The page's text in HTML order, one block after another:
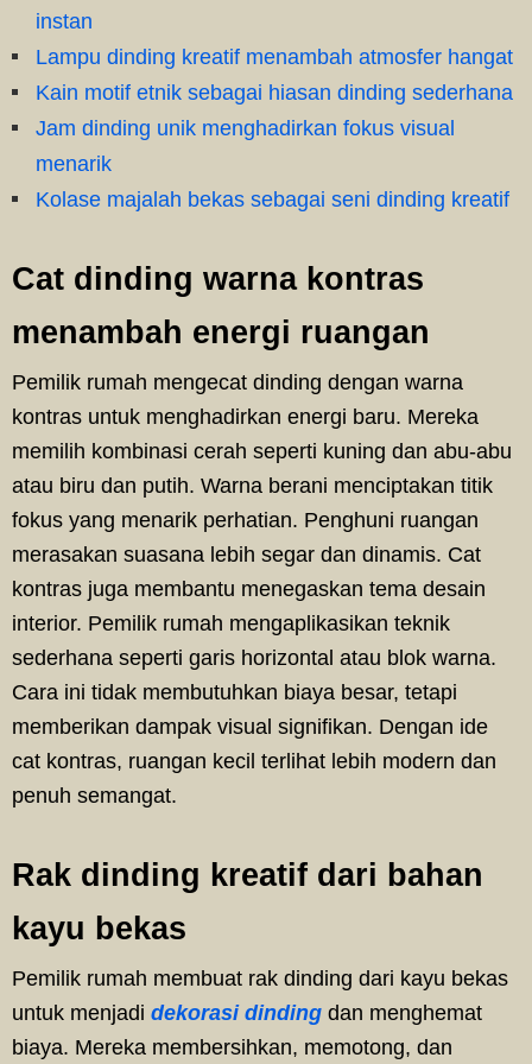
instan
Lampu dinding kreatif menambah atmosfer hangat
Kain motif etnik sebagai hiasan dinding sederhana
Jam dinding unik menghadirkan fokus visual
menarik
Kolase majalah bekas sebagai seni dinding kreatif
Cat dinding warna kontras
menambah energi ruangan
Pemilik rumah mengecat dinding dengan warna
kontras untuk menghadirkan energi baru. Mereka
memilih kombinasi cerah seperti kuning dan abu-abu
atau biru dan putih. Warna berani menciptakan titik
fokus yang menarik perhatian. Penghuni ruangan
merasakan suasana lebih segar dan dinamis. Cat
kontras juga membantu menegaskan tema desain
interior. Pemilik rumah mengaplikasikan teknik
sederhana seperti garis horizontal atau blok warna.
Cara ini tidak membutuhkan biaya besar, tetapi
memberikan dampak visual signifikan. Dengan ide
cat kontras, ruangan kecil terlihat lebih modern dan
penuh semangat.
Rak dinding kreatif dari bahan
kayu bekas
Pemilik rumah membuat rak dinding dari kayu bekas
untuk menjadi dekorasi dinding dan menghemat
biaya. Mereka membersihkan, memotong, dan